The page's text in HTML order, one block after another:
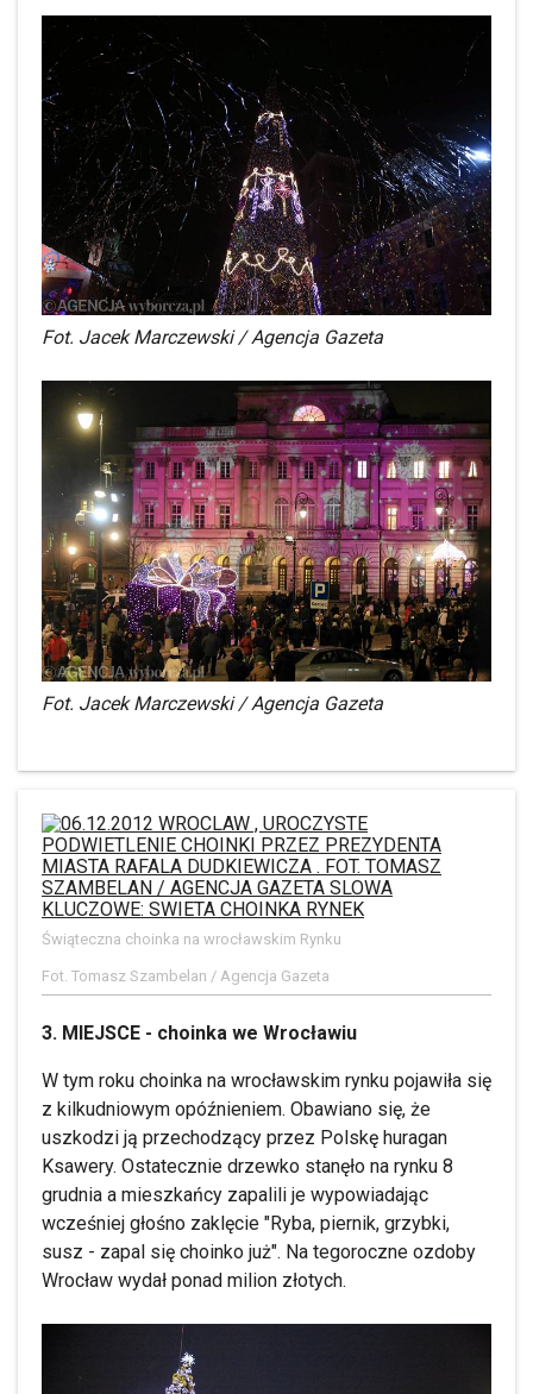
Fot. Jacek Marczewski / Agencja Gazeta
Fot. Jacek Marczewski / Agencja Gazeta
Świąteczna choinka na wrocławskim Rynku
Fot. Tomasz Szambelan / Agencja Gazeta
3. MIEJSCE - choinka we Wrocławiu
W tym roku choinka na wrocławskim rynku pojawiła się
z kilkudniowym opóźnieniem. Obawiano się, że
uszkodzi ją przechodzący przez Polskę huragan
Ksawery. Ostatecznie drzewko stanęło na rynku 8
grudnia a mieszkańcy zapalili je wypowiadając
wcześniej głośno zaklęcie "Ryba, piernik, grzybki,
susz - zapal się choinko już". Na tegoroczne ozdoby
Wrocław wydał ponad milion złotych.